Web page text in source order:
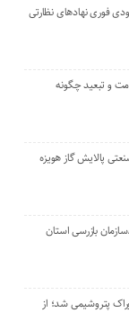
فوری نهادهای نظارتی
و تبعید چگونه
پالایش گاز هویزه
بازرسی استان
پتروشیمی شد؛ از